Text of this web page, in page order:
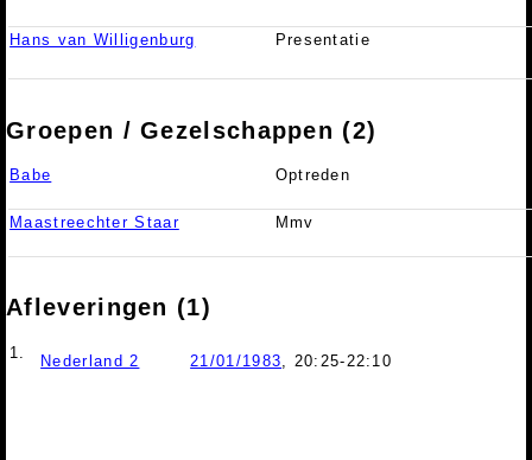
Hans van Willigenburg Presentatie
Groepen / Gezelschappen (2)
Babe Optreden
Maastreechter Staar Mmv
Afleveringen (1)
1. Nederland 2 21/01/1983 , 20:25-22:10